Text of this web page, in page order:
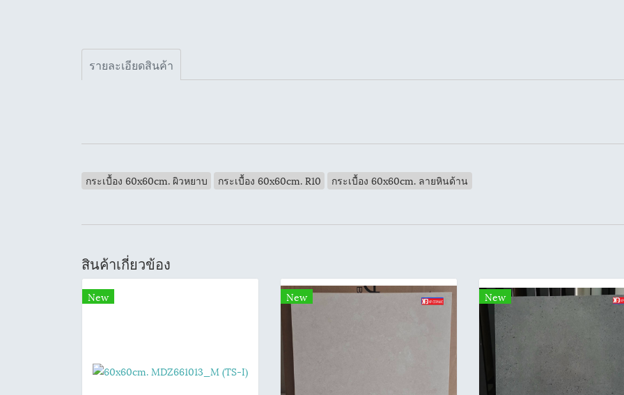
รายละเอียดสินค้า
กระเบื้อง 60x60cm. ผิวหยาบ กระเบื้อง 60x60cm. R10 กระเบื้อง 60x60cm. ลายหินด้าน
สินค้าเกี่ยวข้อง
New New New